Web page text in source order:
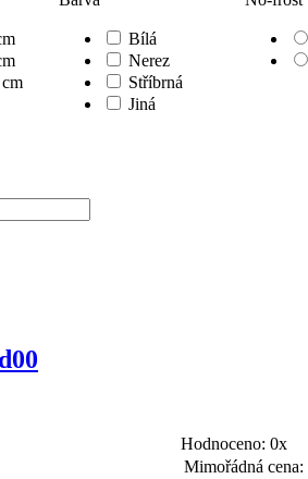
Bílá
Nerez
Stříbrná
Jiná
Hodnoceno: 0x
Mimořádná cena: